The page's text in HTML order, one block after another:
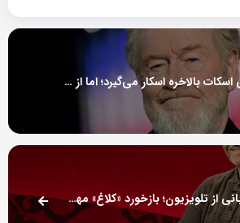
ریدلی اسکات بالاخره اسکار می‌گیرد؛ اما از نوع افتخاری
خداحافظی جواد خیابانی از تلویزیون؛ بازخورد «کلاغ» مهدویان چطور بود؟